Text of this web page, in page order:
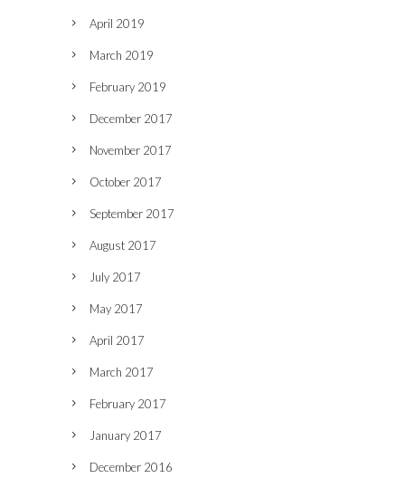
April 2019
March 2019
February 2019
December 2017
November 2017
October 2017
September 2017
August 2017
July 2017
May 2017
April 2017
March 2017
February 2017
January 2017
December 2016